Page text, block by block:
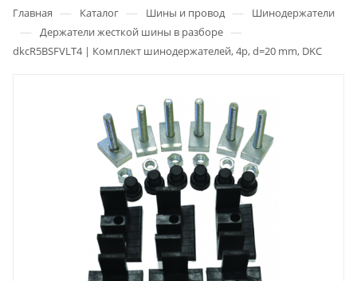
Главная — Каталог — Шины и провод — Шинодержатели
— Держатели жесткой шины в разборе —
dkcR5BSFVLT4 | Комплект шинодержателей, 4p, d=20 mm, DKC